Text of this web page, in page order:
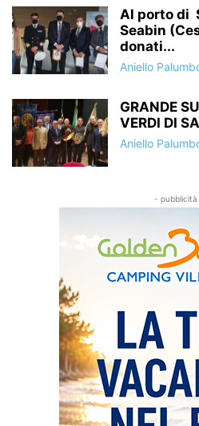
Al porto di
Seabin
donati...
Aniello
GRANDE
VERDI DI
Aniello
- pubblicità